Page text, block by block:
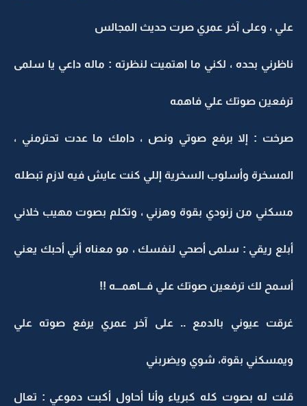
علي ، وعلى آخر عمري صرت حديث المجالس
ناظرني بحده ، لكني ما اهتميت لنظرته : ماله داعي يا سلمى
ترفعين صوتك علي فاهمه
صرخت : إلا برفع صوتي ونص ، دامك ما عدت تحترمني ،
المسخرة وأسلوب السخرية إللي كنت عايش فيه لازم تبطله
مسكني من زنودي بقوة وهزني ، وتكلم بصوت مهيب خلاني
أبلع ريقي : سلمى أصحي لنفسك ، مو معناه أني أحبك يعني
أسمح لك ترفعين صوتك علي فـــاهمـــه !!
غرقت عيوني بالدمع .. على آخر عمري يرفع صوته علي
ويمسكني بقوة، شوي ويضربني
قلت له بصوت كله كبرياء وأنا أحاول أكبت دموعي : تعال